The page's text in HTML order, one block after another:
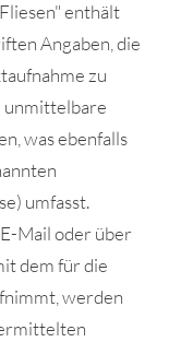
enthält
Angaben, die
zu
unmittelbare
was ebenfalls
umfasst.
Mail oder über
dem für die
werden